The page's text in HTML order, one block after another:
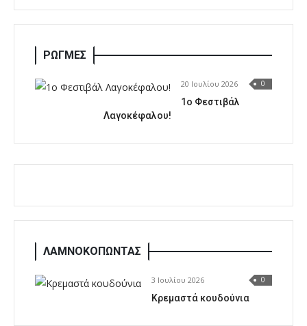
ΡΩΓΜΕΣ
20 Ιουλίου 2026 0
1o Φεστιβάλ
Λαγοκέφαλου!
ΛΑΜΝΟΚΟΠΩΝΤΑΣ
3 Ιουλίου 2026 0
Κρεμαστά κουδούνια